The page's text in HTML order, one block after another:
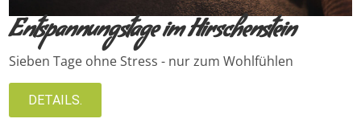
Entspannungstage im Hirschenstein
Sieben Tage ohne Stress - nur zum Wohlfühlen
DETAILS.